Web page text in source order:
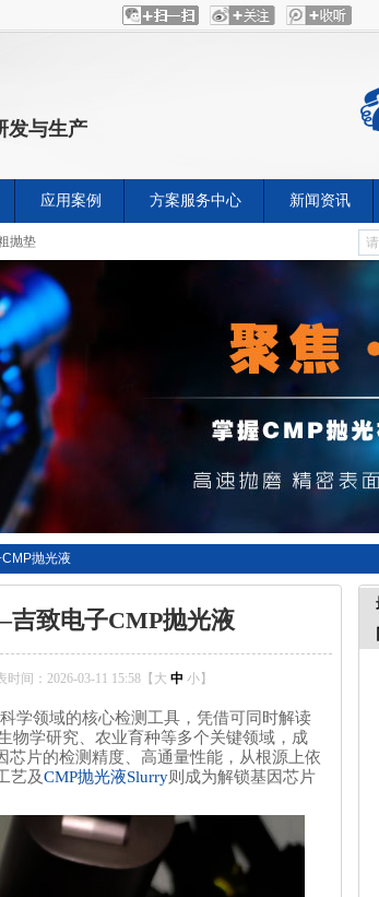
发与生产
应用案例 方案服务中心 新闻资讯
抛垫
抛光液
致电子CMP抛光液
时间：2026-03-11 15:58【 大 中 小】
学领域的核心检测工具，凭借可同时解读
物学研究、农业育种等多个关键领域，成
片的检测精度、高通量性能，从根源上依
艺及CMP抛光液Slurry则成为解锁基因芯片